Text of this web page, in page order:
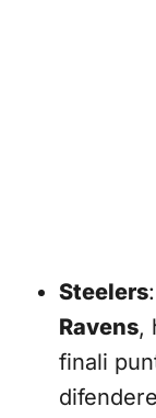
Steelers
Ravens,
finali